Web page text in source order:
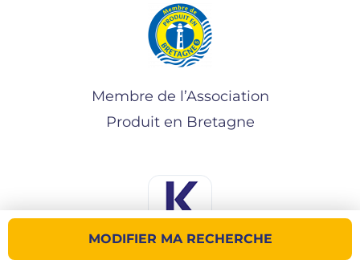
MODIFIER MA RECHERCHE
Membre de l’Association
Produit en Bretagne